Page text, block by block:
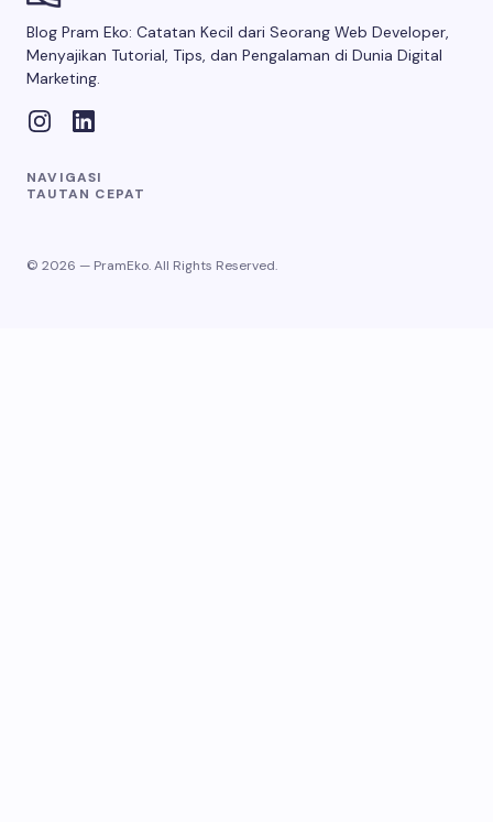
Blog Pram Eko: Catatan Kecil dari Seorang Web Developer,
Menyajikan Tutorial, Tips, dan Pengalaman di Dunia Digital
Marketing.
NAVIGASI
TAUTAN CEPAT
© 2026 — PramEko. All Rights Reserved.